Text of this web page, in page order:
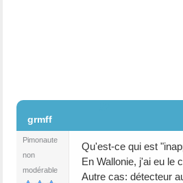
grmff
Pimonaute
non
modérable
Qu'est-ce qui est
En Wallonie, j'ai eu le
Autre cas: détecteur